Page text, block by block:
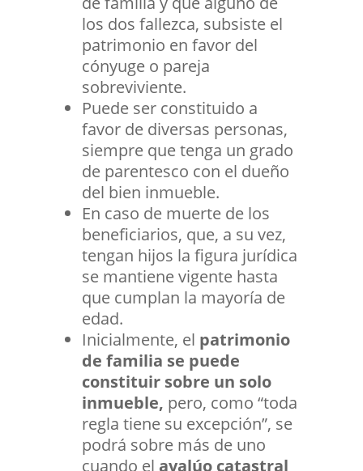
los dos fallezca, subsiste el
patrimonio en favor del
cónyuge o pareja
sobreviviente.
Puede ser constituido a
favor de diversas personas,
siempre que tenga un grado
de parentesco con el dueño
del bien inmueble.
En caso de muerte de los
beneficiarios, que, a su vez,
tengan hijos la figura jurídica
se mantiene vigente hasta
que cumplan la mayoría de
edad.
Inicialmente, el patrimonio
de familia se puede
constituir sobre un solo
inmueble, pero, como “toda
regla tiene su excepción”, se
podrá sobre más de uno
cuando el avalúo catastral